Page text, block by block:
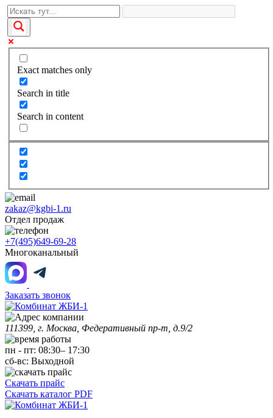
Exact matches only
Search in title
Search in content
zakaz@kgbi-1.ru
Отдел продаж
+7(495)649-69-28
Многоканальный
Заказать звонок
111399, г. Москва, Федеративный пр-т, д.9/2
пн - пт: 08:30– 17:30
сб-вс: Выходной
Скачать прайс
Скачать каталог PDF